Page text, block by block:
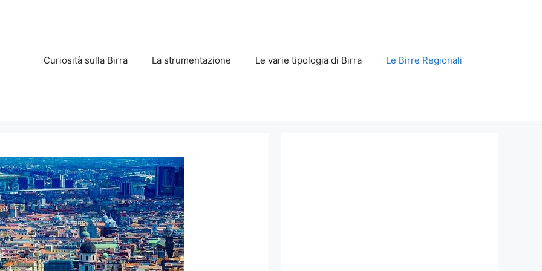
Curiosità sulla Birra La strumentazione Le varie tipologia di Birra Le Birre Regionali